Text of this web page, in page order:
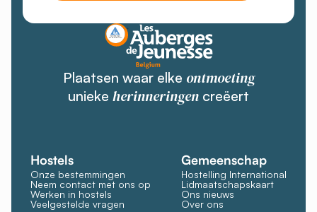
Plaatsen waar elke ontmoeting
unieke herinneringen creëert
Hostels
Onze bestemmingen
Neem contact met ons op
Werken in hostels
Veelgestelde vragen
Gemeenschap
Hostelling International
Lidmaatschapskaart
Ons nieuws
Over ons